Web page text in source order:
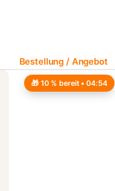
Bestellung / Angebot
🎁 10 % bereit •04:53